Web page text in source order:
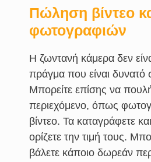
Πώληση βίντεο
φωτογραφιών
Η ζωντανή κάμερα δεν
πράγμα που είναι δυνατό
Μπορείτε επίσης να
περιεχόμενο, όπως
βίντεο. Τα καταγράφετε
ορίζετε την τιμή τους.
βάλετε κάποιο δωρεάν